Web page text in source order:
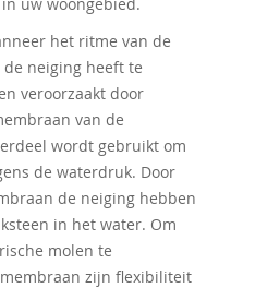
het ritme van de
neiging heeft te
veroorzaakt door
van de
wordt gebruikt om
de waterdruk. Door
de neiging hebben
in het water. Om
molen te
zijn flexibiliteit